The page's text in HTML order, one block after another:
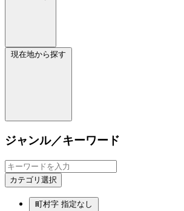
現在地から探す
ジャンル／キーワード
カテゴリ選択
町村字 指定なし